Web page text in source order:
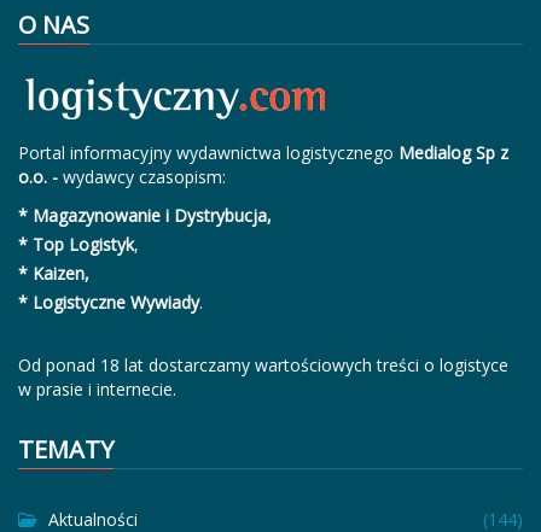
O NAS
Portal informacyjny wydawnictwa logistycznego Medialog Sp z
o.o. - wydawcy czasopism:
* Magazynowanie i Dystrybucja,
* Top Logistyk,
* Kaizen,
* Logistyczne Wywiady.
Od ponad 18 lat dostarczamy wartościowych treści o logistyce
w prasie i internecie.
TEMATY
Aktualności (144)